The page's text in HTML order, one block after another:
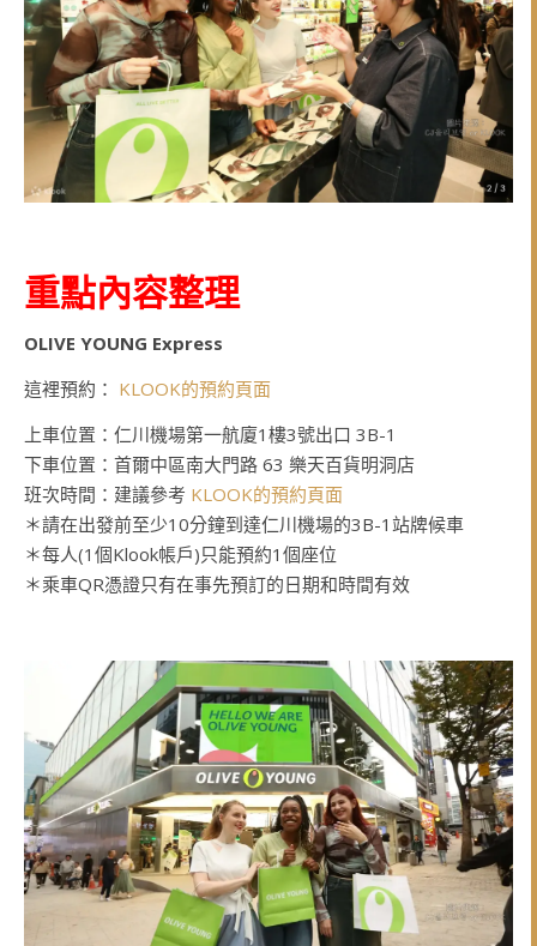
重點內容整理
OLIVE YOUNG Express
這裡預約： KLOOK的預約頁面
上車位置：仁川機場第一航廈1樓3號出口 3B-1
下車位置：首爾中區南大門路 63 樂天百貨明洞店
班次時間：建議參考 KLOOK的預約頁面
＊請在出發前至少10分鐘到達仁川機場的3B-1站牌候車
＊每人(1個Klook帳戶)只能預約1個座位
＊乘車QR憑證只有在事先預訂的日期和時間有效